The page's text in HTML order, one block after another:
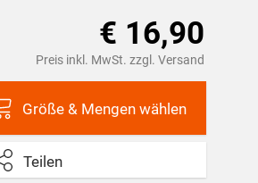
€ 16,90
Preis inkl. MwSt. zzgl. Versand
Größe & Mengen wählen
Teilen